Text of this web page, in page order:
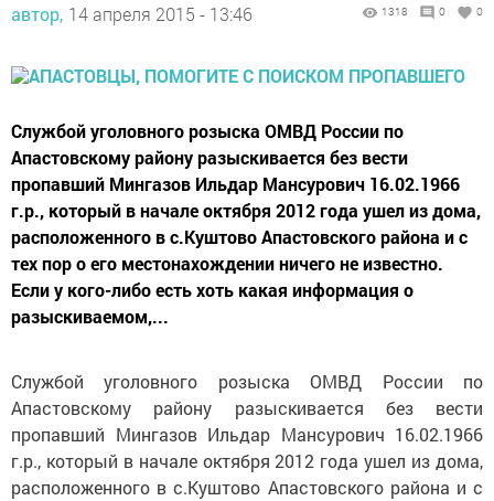
автор, 14 апреля 2015 - 13:46 1318 0 0
Службой уголовного розыска ОМВД России по
Апастовскому району разыскивается без вести
пропавший Мингазов Ильдар Мансурович 16.02.1966
г.р., который в начале октября 2012 года ушел из дома,
расположенного в с.Куштово Апастовского района и с
тех пор о его местонахождении ничего не известно.
Если у кого-либо есть хоть какая информация о
разыскиваемом,...
Службой уголовного розыска ОМВД России по
Апастовскому району разыскивается без вести
пропавший Мингазов Ильдар Мансурович 16.02.1966
г.р., который в начале октября 2012 года ушел из дома,
расположенного в с.Куштово Апастовского района и с